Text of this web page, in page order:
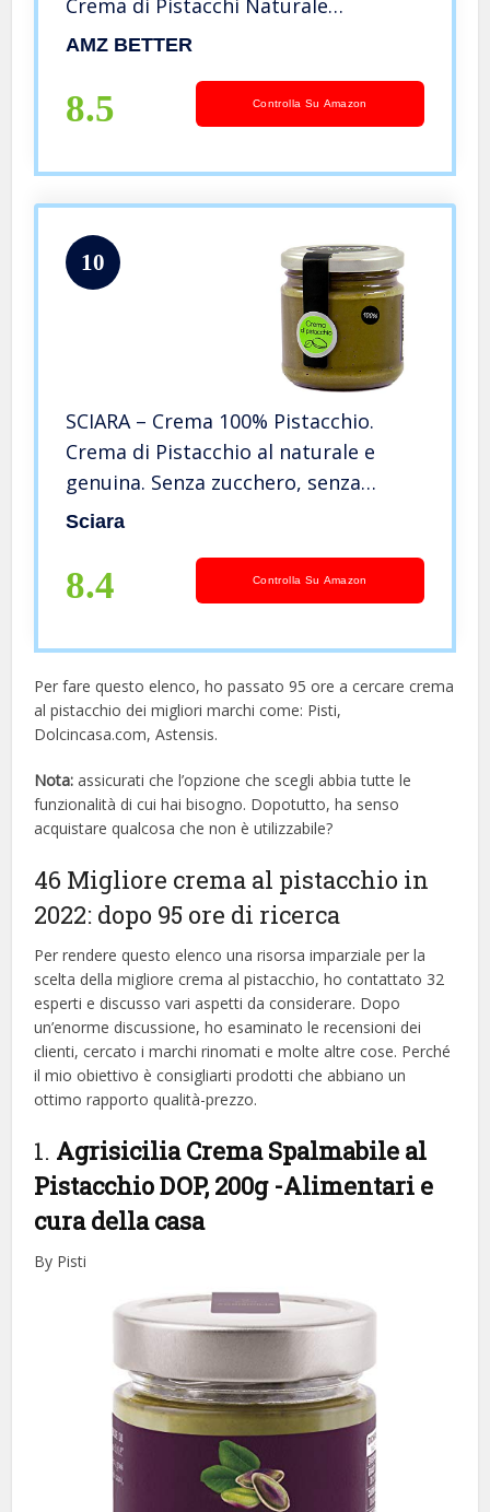
Crema di Pistacchi Naturale
Spalmabile Di Sicilia, Pasta Proteica
pane e per farcire dolci
AMZ BETTER
8.5 Controlla Su Amazon
10
SCIARA – Crema 100% Pistacchio.
Crema di Pistacchio al naturale e
genuina. Senza zucchero, senza
lattosio, senza glutine. Da spalmare o
Sciara
8.4 Controlla Su Amazon
Per fare questo elenco, ho passato 95 ore a cercare crema
al pistacchio dei migliori marchi come: Pisti,
Dolcincasa.com, Astensis.
Nota: assicurati che l’opzione che scegli abbia tutte le
funzionalità di cui hai bisogno. Dopotutto, ha senso
acquistare qualcosa che non è utilizzabile?
46 Migliore crema al pistacchio in
2022: dopo 95 ore di ricerca
Per rendere questo elenco una risorsa imparziale per la
scelta della migliore crema al pistacchio, ​​ho contattato 32
esperti e discusso vari aspetti da considerare. Dopo
un’enorme discussione, ho esaminato le recensioni dei
clienti, cercato i marchi rinomati e molte altre cose. Perché
il mio obiettivo è consigliarti prodotti che abbiano un
ottimo rapporto qualità-prezzo.
1. Agrisicilia Crema Spalmabile al
Pistacchio DOP, 200g -Alimentari e
cura della casa
By Pisti